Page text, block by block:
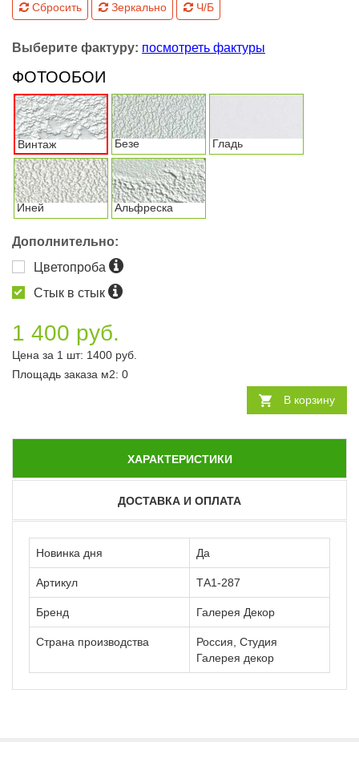
Сбросить Зеркально Ч/Б
Выберите фактуру: посмотреть фактуры
ФОТООБОИ
Винтаж Безе Гладь
Иней Альфреска
Дополнительно:
Цветопроба
Стык в стык
1 400 руб.
Цена за 1 шт: 1400 руб.
Площадь заказа м2: 0
В корзину
ХАРАКТЕРИСТИКИ
ДОСТАВКА И ОПЛАТА
Новинка дня Да
Артикул ТА1-287
Бренд Галерея Декор
Страна производства
Россия, Студия
Галерея декор